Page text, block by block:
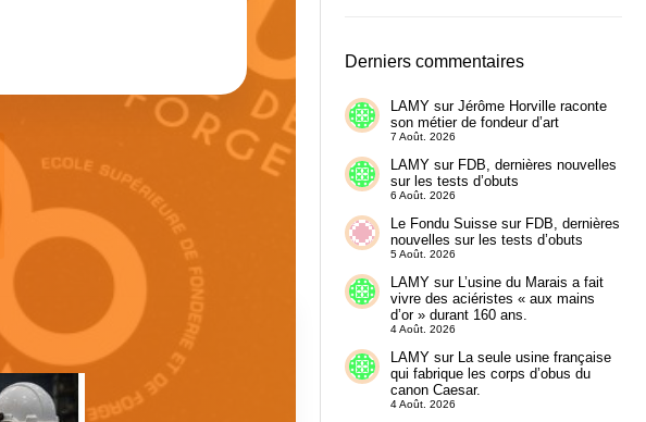
Derniers commentaires
LAMYsur Jérôme Horville raconte
son métier de fondeur d’art
7 Août. 2026
LAMYsur FDB, dernières nouvelles
sur les tests d’obuts
6 Août. 2026
Le Fondu Suissesur FDB, dernières
nouvelles sur les tests d’obuts
5 Août. 2026
LAMYsur L’usine du Marais a fait
vivre des aciéristes « aux mains
d’or » durant 160 ans.
4 Août. 2026
LAMYsur La seule usine française
qui fabrique les corps d’obus du
canon Caesar.
4 Août. 2026